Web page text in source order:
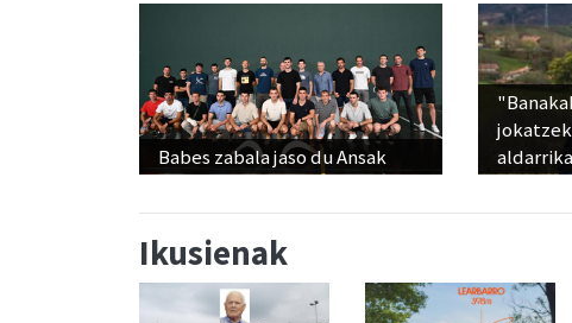
Babes zabala jaso du Ansak
Ikusienak